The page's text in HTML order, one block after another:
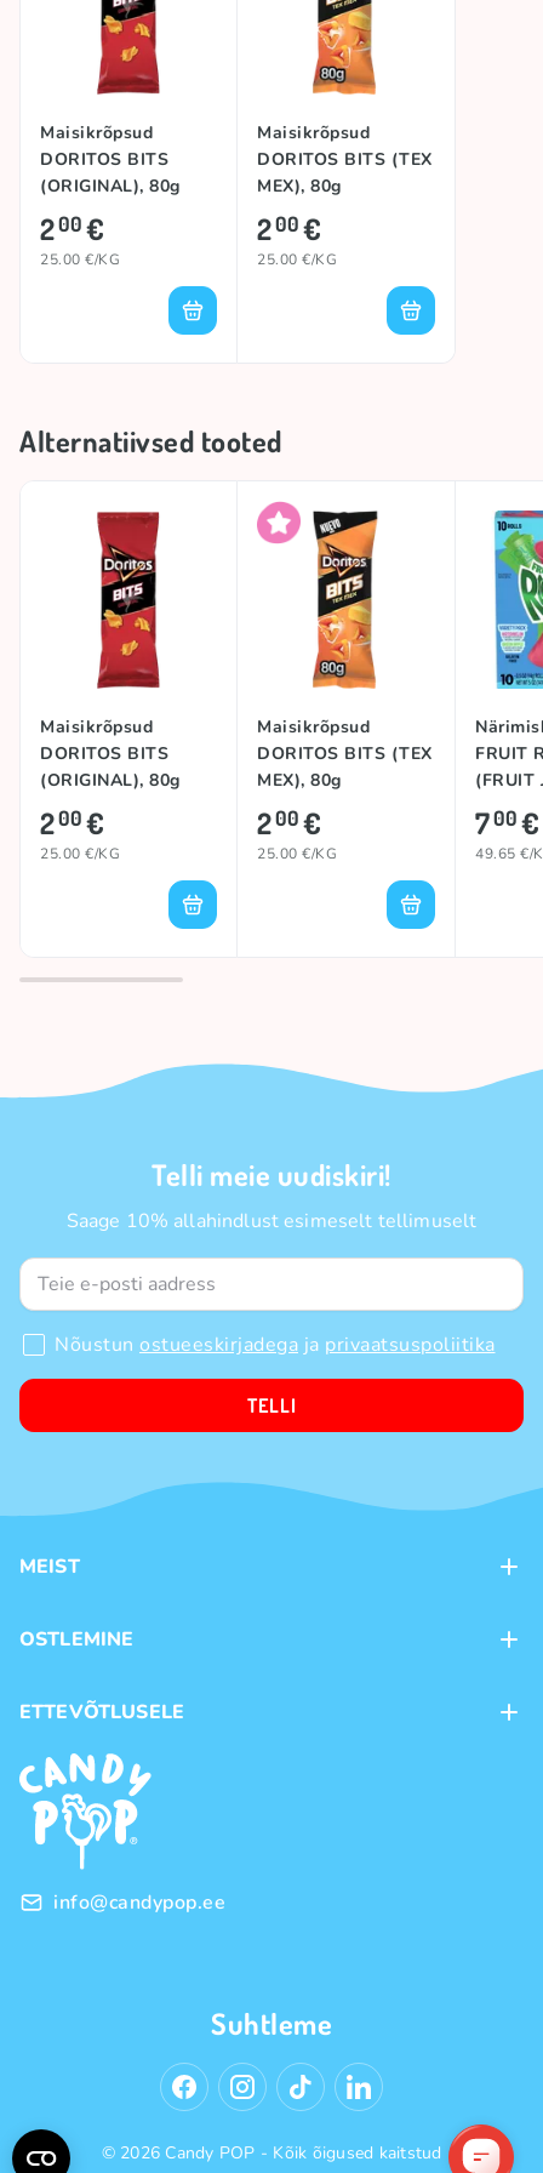
Päritoluriik Hispaania
Maisikrõpsud
DORITOS BITS
(ORIGINAL), 80g
200€
25.00 €/KG
Maisikrõpsud
DORITOS BITS (TEX
MEX), 80g
200€
25.00 €/KG
Alternatiivsed tooted
Maisikrõpsud
DORITOS BITS
(ORIGINAL), 80g
200€
25.00 €/KG
Maisikrõpsud
DORITOS BITS (TEX
MEX), 80g
200€
25.00 €/KG
FRUIT
(FRUIT
700€
49.65 €/
Telli meie uudiskiri!
Saage 10% allahindlust esimeselt tellimuselt
Nõustun ostueeskirjadega ja privaatsuspoliitika
TELLI
MEIST
Kauplused
OSTLEMINE
Ostutingimused
Privaatsuspoliitika
ETTEVÕTLUSELE
Frantsiis
Hulgimüük
info@candypop.ee
Suhtleme
© 2026 Candy POP - Kõik õigused kaitstud